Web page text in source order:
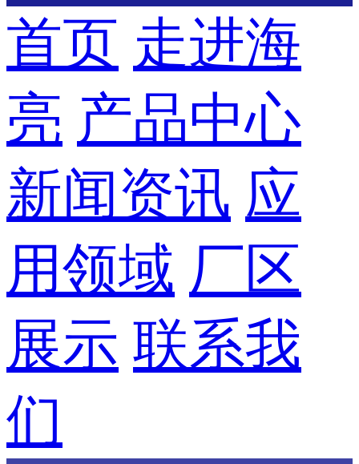
首页 走进海
亮 产品中心
新闻资讯 应
用领域 厂区
展示 联系我
们